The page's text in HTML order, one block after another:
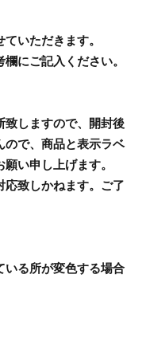
いただきます。
にご記入ください。
致しますので、開封後
ので、商品と表示ラベ
い申し上げます。
致しかねます。ご了
いる所が変色する場合